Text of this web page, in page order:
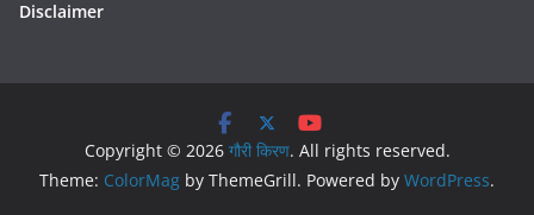
Disclaimer
Copyright © 2026 गौरी किरण. All rights reserved.
Theme: ColorMag by ThemeGrill. Powered by WordPress.